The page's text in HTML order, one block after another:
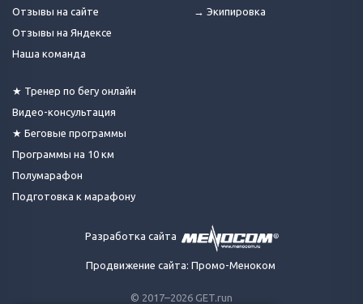
© 2017–2026 GET.run
Отзывы на сайте
Отзывы на Яндексе
Наша команда
★ Тренер по бегу онлайн
Видео-консультация
★ Беговые программы
Программы на 10 км
Полумарафон
Подготовка к марафону
→ Экипировка
Разработка сайта
Продвижение сайта: Промо-Меноком